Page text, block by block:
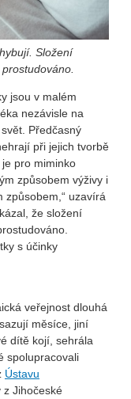
Složení
jsou v malém
nezávisle na
Předčasný
při jejich tvorbě
pro miminko
způsobem výživy i
uzavírá
že složení
s účinky
veřejnost dlouhá
měsíce, jiní
dítě kojí, sehrála
spolupracovali
Ústavu
z Jihočeské